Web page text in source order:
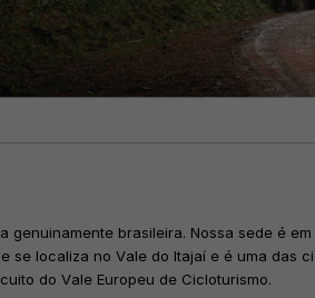
genuinamente brasileira. Nossa sede é
se localiza no Vale do Itajaí e é uma das
do Vale Europeu de Cicloturismo.